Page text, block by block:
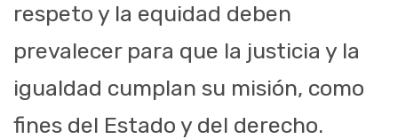
respeto y la equidad deben
prevalecer para que la justicia y la
igualdad cumplan su misión, como
fines del Estado y del derecho.